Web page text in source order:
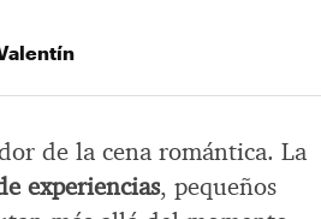
de la cena romántica. La
experiencias, pequeños